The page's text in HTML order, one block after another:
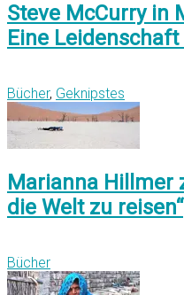
Steve McCurry in
Eine Leidenschaft
Bücher, Geknipstes
Marianna Hillmer
die Welt zu reisen“
Bücher